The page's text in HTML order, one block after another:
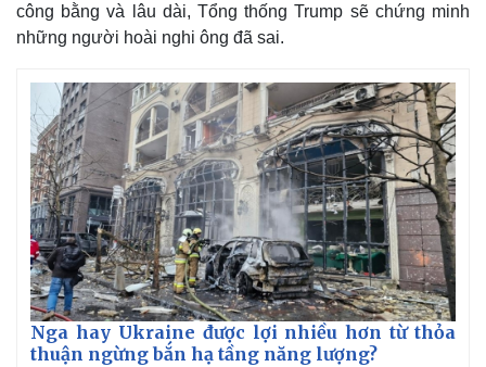
công bằng và lâu dài, Tổng thống Trump sẽ chứng minh
những người hoài nghi ông đã sai.
Nga hay Ukraine được lợi nhiều hơn từ thỏa
thuận ngừng bắn hạ tầng năng lượng?